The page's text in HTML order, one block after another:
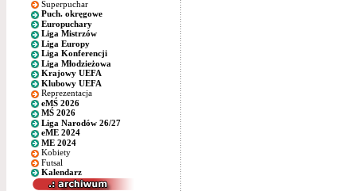
Superpuchar
Puch. okręgowe
Europuchary
Liga Mistrzów
Liga Europy
Liga Konferencji
Liga Młodzieżowa
Krajowy UEFA
Klubowy UEFA
Reprezentacja
eMŚ 2026
MŚ 2026
Liga Narodów 26/27
eME 2024
ME 2024
Kobiety
Futsal
Kalendarz